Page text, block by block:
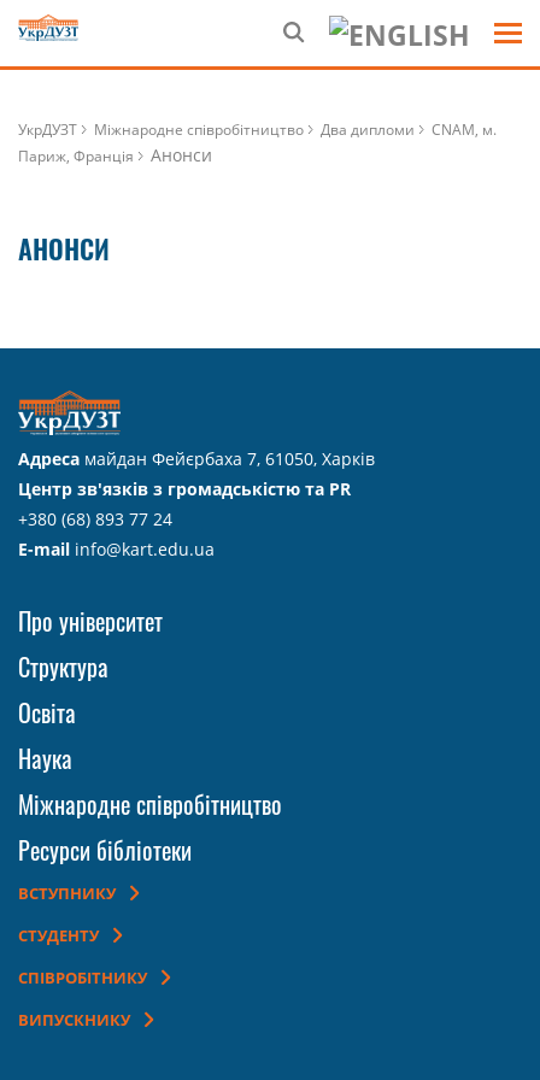
УкрДУЗТ Міжнародне співробітництво Два дипломи
CNAM, м.
Париж, Франція
Анонси
АНОНСИ
Адреса майдан Фейєрбаха 7, 61050, Харків
Центр зв'язків з громадськістю та PR
+380 (68) 893 77 24
E-mail info@kart.edu.ua
Про університет
Структура
Освіта
Наука
Міжнародне співробітництво
Ресурси бібліотеки
ВСТУПНИКУ
СТУДЕНТУ
СПІВРОБІТНИКУ
ВИПУСКНИКУ